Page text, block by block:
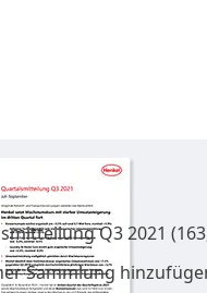
Q3 2021
Q3 2021
Sammlung